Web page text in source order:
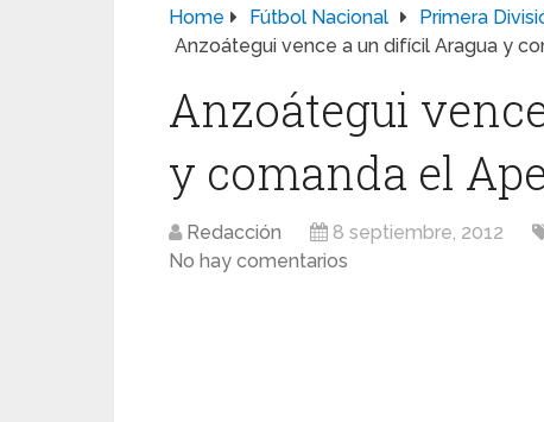
Home Fútbol Nacional
Primera
Anzoátegui vence a un difícil Aragua y
Anzoátegui
y comanda el
Redacción 8 septiembre, 2012
No hay comentarios